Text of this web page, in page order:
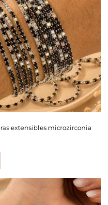
extensibles microzirconia